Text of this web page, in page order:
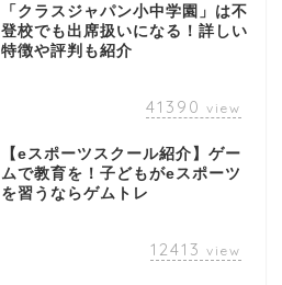
「クラスジャパン小中学園」は不
登校でも出席扱いになる！詳しい
特徴や評判も紹介
41390 view
【eスポーツスクール紹介】ゲー
ムで教育を！子どもがeスポーツ
を習うならゲムトレ
12413 view